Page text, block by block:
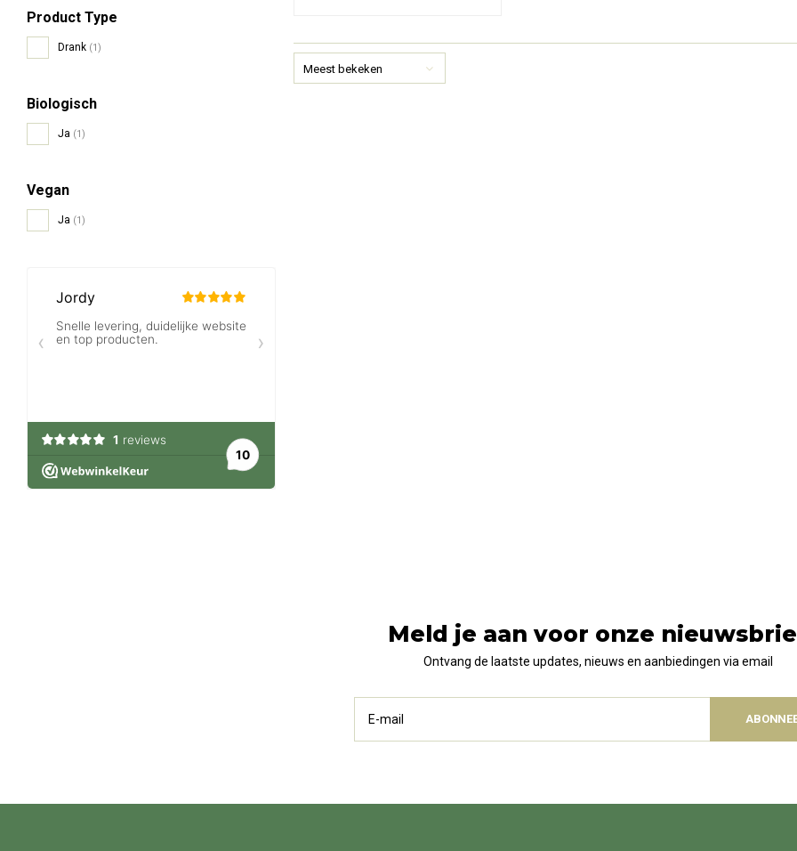
Product Type
Drank (1)
Biologisch
Ja (1)
Vegan
Ja (1)
oorsprong.
Meest bekeken
Meld je aan voor onze
Ontvang de laatste updates, nieuws en aanbiedingen via email